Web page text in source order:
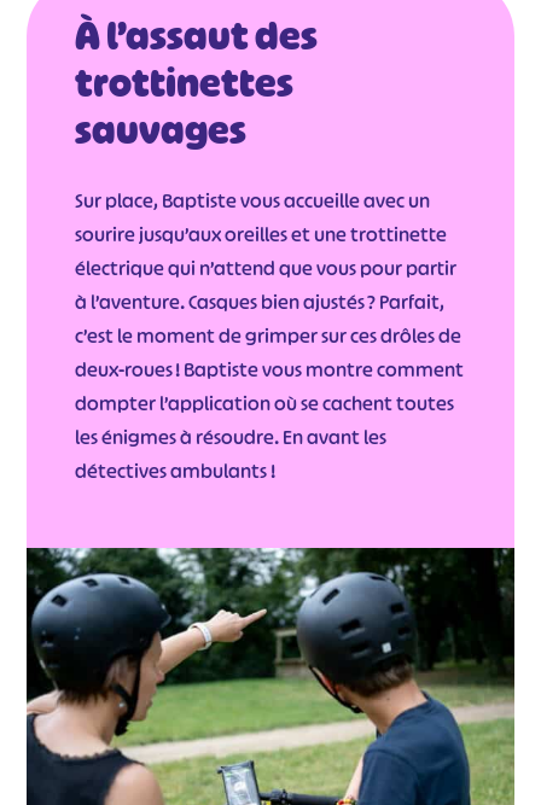
À l’assaut des
trottinettes
sauvages
Sur place, Baptiste vous accueille avec un
sourire jusqu’aux oreilles et une trottinette
électrique qui n’attend que vous pour partir
à l’aventure. Casques bien ajustés ? Parfait,
c’est le moment de grimper sur ces drôles de
deux-roues ! Baptiste vous montre comment
dompter l’application où se cachent toutes
les énigmes à résoudre. En avant les
détectives ambulants !